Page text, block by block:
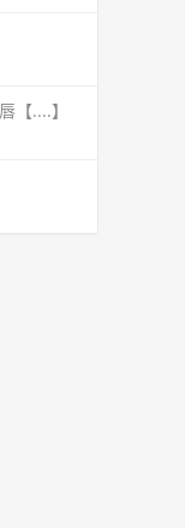
【....】